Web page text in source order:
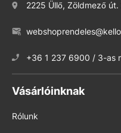
2225 Üllő, Zöldmező út.
+36 1 237 6900 / 3-as
Vásárlóinknak
Rólunk